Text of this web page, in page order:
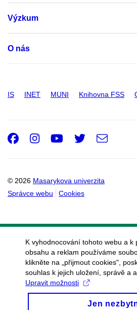
Výzkum
O nás
IS INET MUNI Knihovna FSS
© 2026 Masarykova univerzita
Správce webu
Cookies
Facebook
Instagram
Youtube
e-
K vyhodnocování tohoto webu a k
obsahu a reklam používáme
klikněte na „přijmout cookies",
souhlas k jejich uložení, správě a
Upravit možnosti
Jen